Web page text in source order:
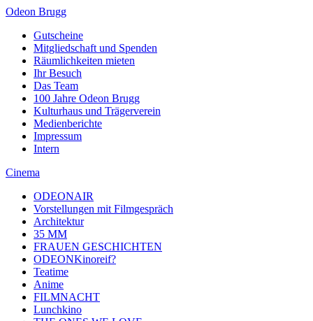
Odeon Brugg
Gutscheine
Mitgliedschaft und Spenden
Räumlichkeiten mieten
Ihr Besuch
Das Team
100 Jahre Odeon Brugg
Kulturhaus und Trägerverein
Medienberichte
Impressum
Intern
Cinema
ODEONAIR
Vorstellungen mit Filmgespräch
Architektur
35 MM
FRAUEN GESCHICHTEN
ODEONKinoreif?
Teatime
Anime
FILMNACHT
Lunchkino